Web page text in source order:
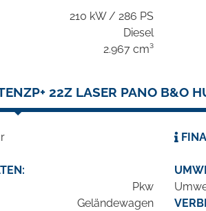
210 kW / 286 PS
Diesel
2.967 cm³
22Z LASER PANO B&O
Pkw
Geländewagen